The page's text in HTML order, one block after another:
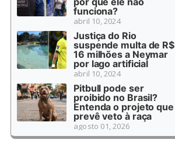
funciona?
abril 10, 2024
Justiça do Rio
suspende multa de R$
16 milhões a Neymar
por lago artificial
abril 10, 2024
Pitbull pode ser
proibido no Brasil?
Entenda o projeto que
prevê veto à raça
agosto 01, 2026